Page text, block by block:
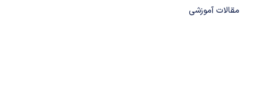
مقالات آموزشی